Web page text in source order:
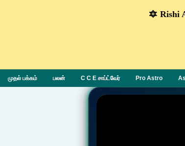
🔯 Rishi
முதல் பக்கம் பலன் C C E சாப்ட்வேர் Pro Astro